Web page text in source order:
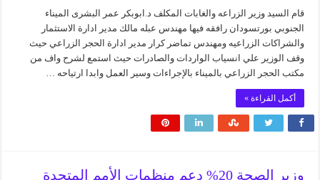
قام السيد وزير الزراعه والغابات المكلف د.ابوبكر عمر البشرى الميناء
الجنوبي بورتسودان رافقه فيها مهندس عبله مالك مدير ادارة الاستثمار
والشراكات الزراعيه ومهندس تماضر كرار مدير ادارة الحجر الزراعي حيث
وقف الوزير علي انسياب الواردات والصادرات حيث استمع لشرح واف من
مكتب الحجر الزراعي بالميناء بالإجراءات وسير العمل وابدا ارتياحه …
أكمل القراءة »
وزير الصحة 20% دعم منظمات الأمم المتحدة